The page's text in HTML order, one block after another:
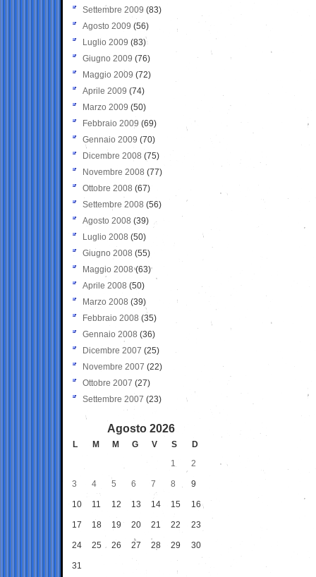
Settembre 2009 (83)
Agosto 2009 (56)
Luglio 2009 (83)
Giugno 2009 (76)
Maggio 2009 (72)
Aprile 2009 (74)
Marzo 2009 (50)
Febbraio 2009 (69)
Gennaio 2009 (70)
Dicembre 2008 (75)
Novembre 2008 (77)
Ottobre 2008 (67)
Settembre 2008 (56)
Agosto 2008 (39)
Luglio 2008 (50)
Giugno 2008 (55)
Maggio 2008(63)
Aprile 2008 (50)
Marzo 2008 (39)
Febbraio 2008 (35)
Gennaio 2008 (36)
Dicembre 2007 (25)
Novembre 2007 (22)
Ottobre 2007 (27)
Settembre 2007 (23)
Agosto 2026
L M M G V S
D
1
2
3 4 5 6 7 8 9
10 11 12 13 14 15 16
17 18 19 20 21 22 23
24 25 26 27 28 29 30
31